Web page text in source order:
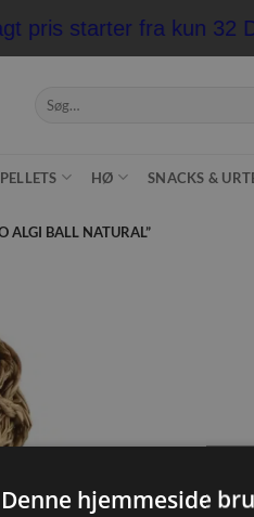
pris starter fra kun 32
Søg
efter:
PELLETS HØ SNACKS &
ALGI BALL NATURAL”
Tilføj til
ønskeliste
Denne hjemmeside